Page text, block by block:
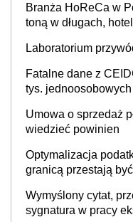
Branża HoReCa w
toną w długach,
Laboratorium
Fatalne dane z
tys.
Umowa o sprzedaż
wiedzieć powinien
Optymalizacja
granicą przestają
Wymyślony cytat,
sygnatura w pracy